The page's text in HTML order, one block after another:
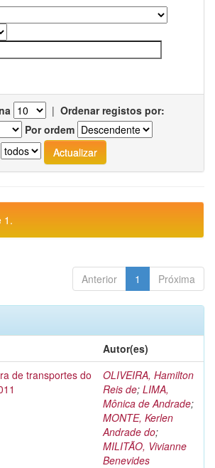
| Ordenar registos por:
Por ordem
1.
Anterior 1 Próxima
Autor(es)
de transportes do
OLIVEIRA, Hamilton
Reis de; LIMA,
Mônica de Andrade;
MONTE, Kerlen
Andrade do;
MILITÃO, Vivianne
Benevides